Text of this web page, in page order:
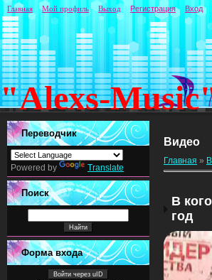
"Alexs-
Главная Мой профиль Выход Регистрация Вход
Переводчик
Powered by Translate
Поиск
Форма входа
Войти через uID
Видео
Главная »
В
год